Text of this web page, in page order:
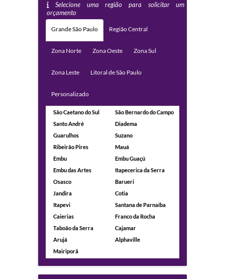
Selecione uma região para solicitar um
orçamento
Grande São Paulo Região Central
Zona Norte Zona Oeste Zona Sul
Zona Leste Litoral de São Paulo
Personalizado
São Caetano do Sul
São Bernardo do Campo
Santo André
Diadema
Guarulhos
Suzano
Ribeirão Pires
Mauá
Embu
Embu Guaçú
Embu das Artes
Itapecerica da Serra
Osasco
Barueri
Jandira
Cotia
Itapevi
Santana de Parnaíba
Caierias
Franco da Rocha
Taboão da Serra
Cajamar
Arujá
Alphaville
Mairiporã